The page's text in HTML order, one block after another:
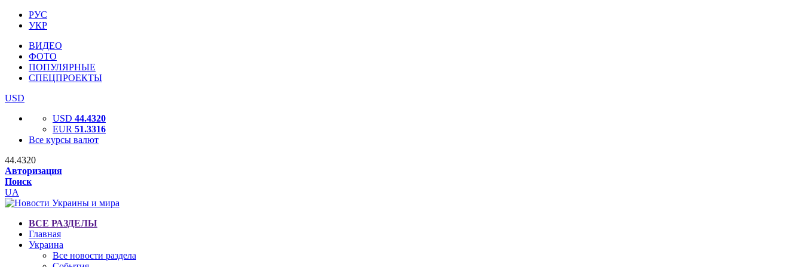
РУС
УКР
ВИДЕО
ФОТО
ПОПУЛЯРНЫЕ
СПЕЦПРОЕКТЫ
USD
USD 44.4320
EUR 51.3316
Все курсы валют
44.4320
Авторизация
Поиск
UA
ВСЕ РАЗДЕЛЫ
Главная
Украина
Все новости раздела